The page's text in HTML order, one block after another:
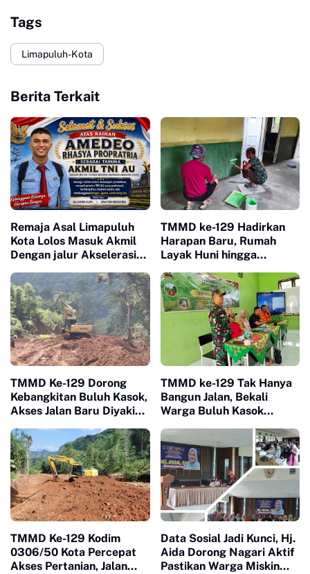
Tags
Limapuluh-Kota
Berita Terkait
Remaja Asal Limapuluh
Kota Lolos Masuk Akmil
Dengan jalur Akselerasi
TMMD ke-129 Hadirkan
Harapan Baru, Rumah
Layak Huni hingga
Kehidupan Warga Buluh
Kasok
TMMD Ke-129 Dorong
Kebangkitan Buluh Kasok,
Akses Jalan Baru Diyakini
Ekonomi Warga
TMMD ke-129 Tak Hanya
Bangun Jalan, Bekali
Warga Buluh Kasok
Bencana
TMMD Ke-129 Kodim
0306/50 Kota Percepat
Akses Pertanian, Jalan
Data Sosial Jadi Kunci, Hj.
Aida Dorong Nagari Aktif
Pastikan Warga Miskin